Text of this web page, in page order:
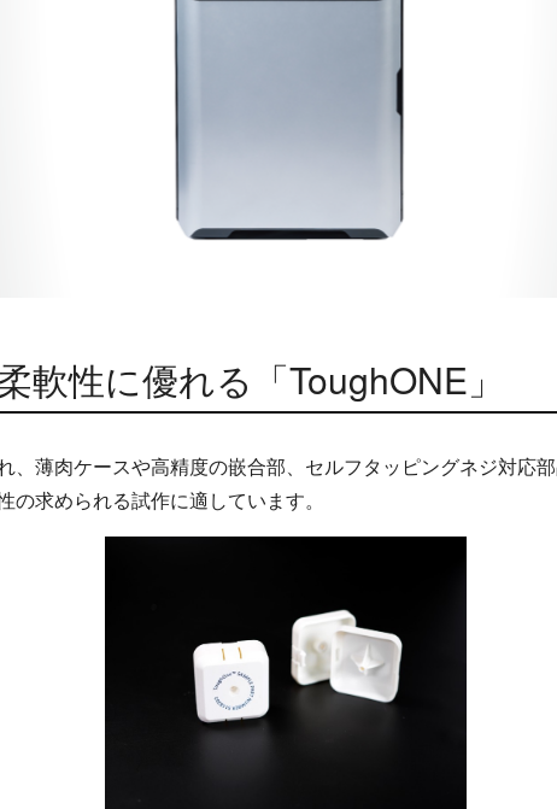
軟性に優れる「ToughONE」
、薄肉ケースや高精度の嵌合部、セルフタッピングネジ対応
求められる試作に適しています。